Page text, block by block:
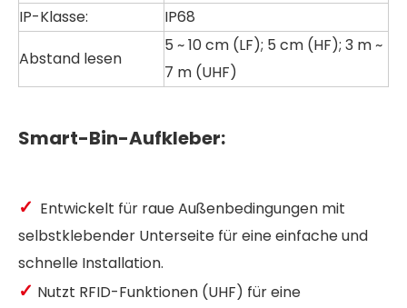
IP-Klasse:
IP68
Abstand lesen
5 ~ 10 cm (LF); 5 cm (HF); 3 m ~
7 m (UHF)
Smart-Bin-Aufkleber:
✓ Entwickelt für raue Außenbedingungen mit
selbstklebender Unterseite für eine einfache und
schnelle Installation.
✓ Nutzt RFID-Funktionen (UHF) für eine